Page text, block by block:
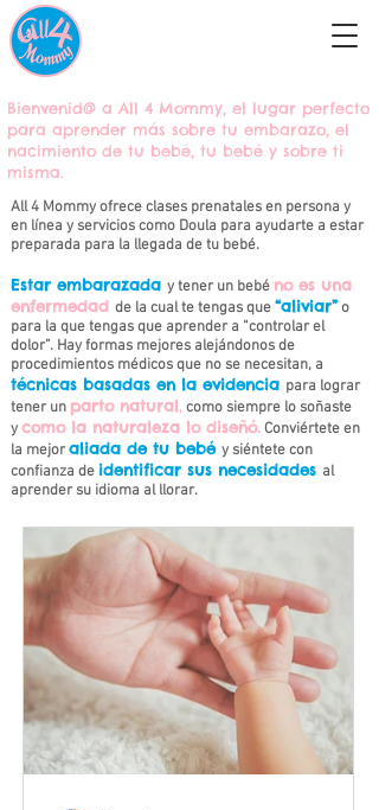
Bienvenid@ a All 4 Mommy, el lugar perfecto
para aprender más sobre tu embarazo, el
nacimiento de tu bebé, tu bebé y sobre ti
misma.
All 4 Mommy ofrece clases prenatales en persona y
en línea y servicios como Doula para ayudarte a estar
preparada para la llegada de tu bebé.
Estar embarazada y tener un bebé no es una
enfermedad de la cual te tengas que“aliviar”o
para la que tengas que aprender a “controlar el
dolor”. Hay formas mejores alejándonos de
procedimientos médicos que no se necesitan, a
técnicas basadas en la evidencia para lograr
tener un parto natural,como siempre lo soñaste
ycomo la naturaleza lo diseñó.Conviértete en
la mejoraliada de tu bebé y siéntete con
confianza de identificar sus necesidades al
aprender su idioma al llorar.